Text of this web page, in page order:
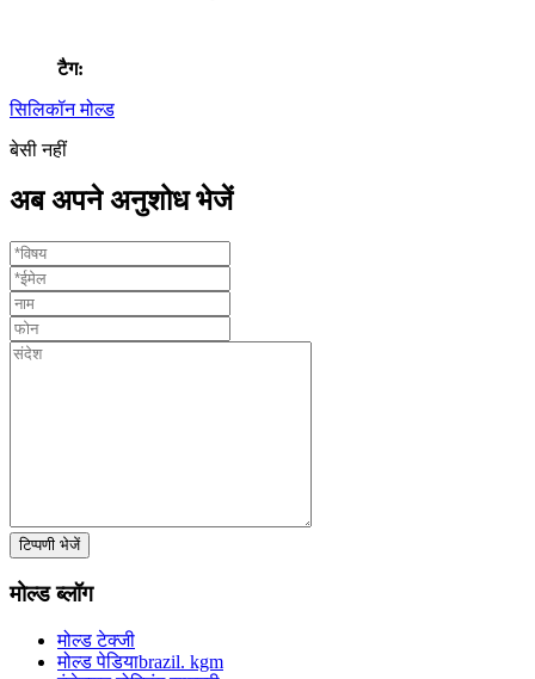
टैग:
सिलिकॉन मोल्ड
बेसी नहीं
अब अपने अनुशोध भेजें
टिप्पणी भेजें
मोल्ड ब्लॉग
मोल्ड टेक्जी
मोल्ड पेडियाbrazil. kgm